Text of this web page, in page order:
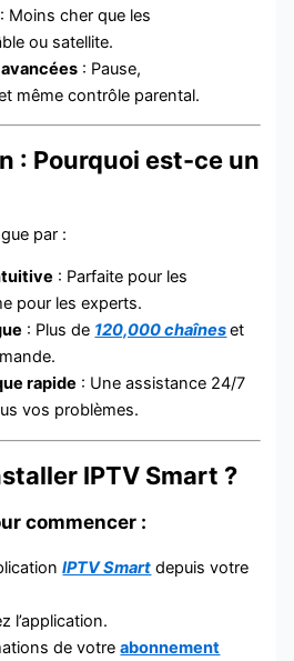
: Moins cher que les
ou satellite.
: Pause,
même contrôle parental.
: Pourquoi est-ce un
par :
: Parfaite pour les
pour les experts.
: Plus de 120,000 chaîneset
rapide : Une assistance 24/7
vos problèmes.
IPTV Smart ?
commencer :
IPTV Smart depuis votre
l’application.
de votreabonnement